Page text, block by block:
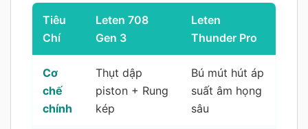
Tiêu
Chí
Leten 708
Gen 3
Leten
Thunder Pro
Cơ
chế
chính
Thụt dập
piston + Rung
kép
Bú mút hút áp
suất âm họng
sâu